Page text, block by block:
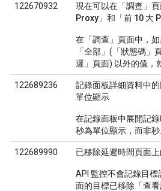
122670932
現在可以在「調查」
Proxy」和「前 10 大
在「調查」頁面中，
「全部」 (「狀態碼」
遲」頁面) 以外的值，
122689236
記錄面板詳細資料中
單位顯示
在記錄面板中展開記
秒為單位顯示，而非秒
122689990 已移除延遲時間頁面
API 監控不會記錄目
面的目標已移除「查看